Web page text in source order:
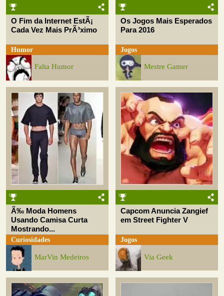
O Fim da Internet EstÃ¡
Cada Vez Mais PrÃ³ximo
Humor
Falta Humor
Os Jogos Mais Esperados
Para 2016
Jogos
Mestre Gamer
Ã‰ Moda Homens
Usando Camisa Curta
Mostrando...
Curiosidades
MarVin Medeiros
Capcom Anuncia Zangief
em Street Fighter V
Jogos
Via Geek